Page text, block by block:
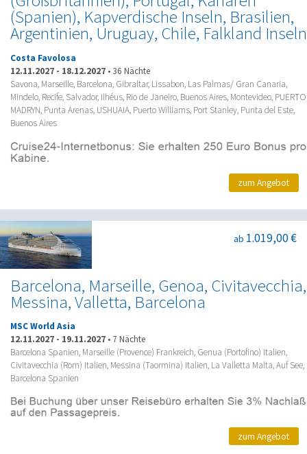
(Spanien), Kapverdische Inseln, Brasilien,
Argentinien, Uruguay, Chile, Falkland Inseln
Costa Favolosa
12.11.2027 - 18.12.2027 • 36 Nächte
Savona, Marseille, Barcelona, Gibraltar, Lissabon, Las Palmas/ Gran Canaria,
Mindelo, Recife, Salvador, Ilhéus, Rio de Janeiro, Buenos Aires, Montevideo, PUERTO
MADRYN, Punta Arenas, USHUAIA, Puerto Williams, Port Stanley, Punta del Este,
Buenos Aires
zum Angebot
Barcelona, Marseille, Genoa, Civitavecchia,
Messina, Valletta, Barcelona
ab 1.019,00 €
MSC World Asia
12.11.2027 - 19.11.2027 • 7 Nächte
Barcelona Spanien, Marseille (Provence) Frankreich, Genua (Portofino) Italien,
Civitavecchia (Rom) Italien, Messina (Taormina) Italien, La Valletta Malta, Auf See,
Barcelona Spanien
zum Angebot